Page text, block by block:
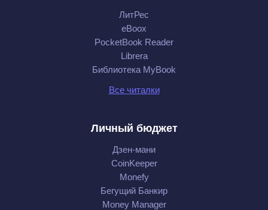
ЛитРес
eBoox
PocketBook Reader
Librera
Библиотека MyBook
Все читалки
Личный бюджет
Дзен-мани
CoinKeeper
Monefy
Бегущий Банкир
Money Manager